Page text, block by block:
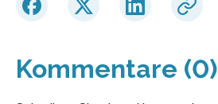
Kommentare (0)